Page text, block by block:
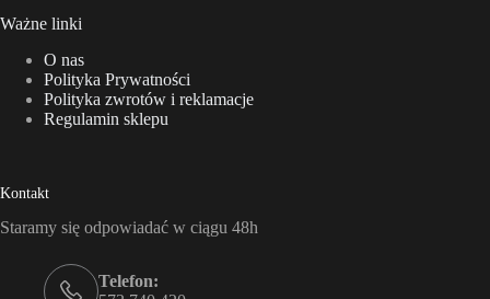
Ważne linki
O nas
Polityka Prywatności
Polityka zwrotów i reklamacje
Regulamin sklepu
Kontakt
Staramy się odpowiadać w ciągu 48h
Telefon: